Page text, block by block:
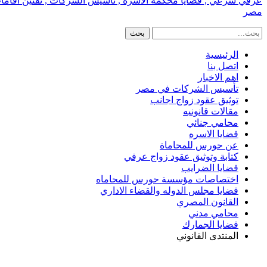
مصر
الرئيسية
اتصل بنا
اهم الاخبار
تأسيس الشركات في مصر
توثيق عقود زواج اجانب
مقالات قانونيه
محامي جنائي
قضايا الاسره
عن حورس للمحاماة
كتابة وتوثيق عقود زواج عرفي
قضايا الضرايب
اختصاصات مؤسسة حورس للمحاماه
قضايا مجلس الدوله والقضاء الاداري
القانون المصري
محامي مدني
قضايا الجمارك
المنتدى القانوني